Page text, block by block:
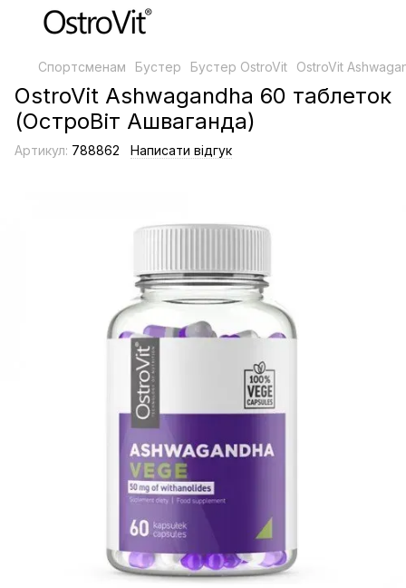
Спортсменам Бустер Бустер OstroVit OstroVit
OstroVit Ashwagandha 60 таблеток
(ОстроВіт Ашваганда)
Артикул: 788862 Написати відгук